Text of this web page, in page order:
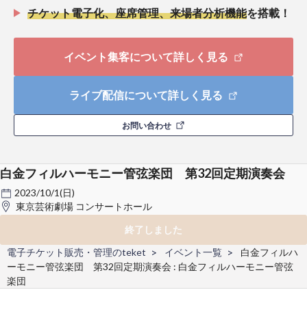
チケット電子化、座席管理、来場者分析機能を搭載！
イベント集客について詳しく見る
ライブ配信について詳しく見る
お問い合わせ
白金フィルハーモニー管弦楽団 第32回定期演奏会
2023/10/1(日)
東京芸術劇場 コンサートホール
終了しました
電子チケット販売・管理のteket
イベント一覧
白金フィルハ
ーモニー管弦楽団 第32回定期演奏会 : 白金フィルハーモニー管弦
楽団